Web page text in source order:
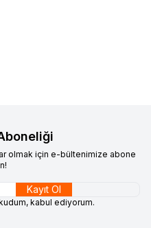
olmak için e-bültenimize abone
Kayıt Ol
kabul ediyorum.